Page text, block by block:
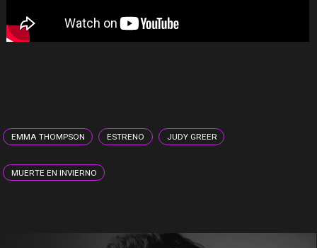
EMMA THOMPSON ESTRENO JUDY GREER
MUERTE EN INVIERNO